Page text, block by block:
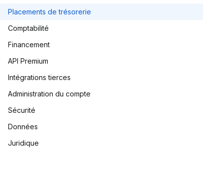
Placements de trésorerie
Comptabilité
Financement
API Premium
Intégrations tierces
Administration du compte
Sécurité
Données
Juridique